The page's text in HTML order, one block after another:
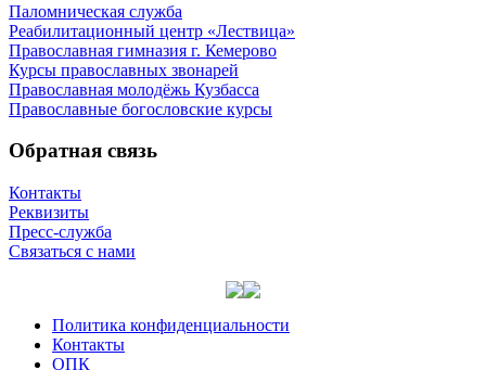
Паломническая служба
Реабилитационный центр «Лествица»
Православная гимназия г. Кемерово
Курсы православных звонарей
Православная молодёжь Кузбасса
Православные богословские курсы
Обратная связь
Контакты
Реквизиты
Пресс-служба
Связаться с нами
Политика конфиденциальности
Контакты
ОПК